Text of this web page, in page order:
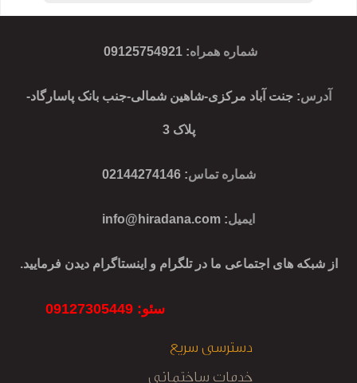
شماره همراه:
09125754921
آدرس: جنت آباد مرکزی-شاهین شمالی-جنب بانک پاسارگاد-
پلاک 3
شماره تماس: 02144274146
ایمیل:
info@hiradana.com
از شبکه های اجتماعی ما در تلگرام و اینستاگرام دیدن فرمایید.
سئو: 09127305449
دسترسی سریع
خدمات ساختمانی